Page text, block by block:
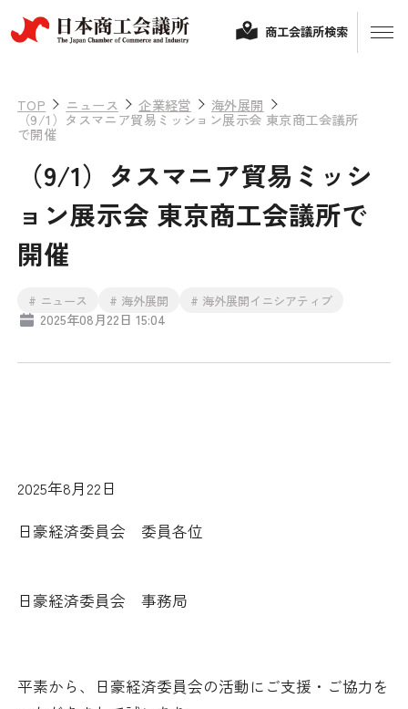
融資制度・補助金
海外ビジネス・貿易証明
情報提供・広報
役員紹介
青年部・女性会
商工会議所検索
TOP ニュース 企業経営 海外展開
（9/1）タスマニア貿易ミッション展示会 東京商工会議所
で開催
（9/1）タスマニア貿易ミッシ
ョン展示会 東京商工会議所で
開催
# ニュース # 海外展開 # 海外展開イニシアティブ
2025年08月22日 15:04
2025年8月 22日
日豪経済委員会 委員各位
日豪経済委員会 事務局
平素から、日豪経済委員会の活動にご支援・ご協力を